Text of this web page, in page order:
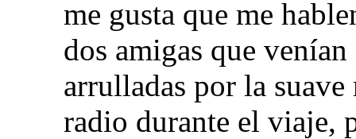
me gusta que me
dos amigas que
arrulladas por la
radio durante el viaje,